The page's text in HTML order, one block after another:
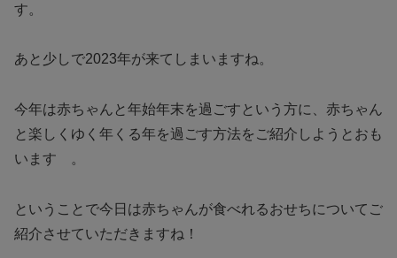
す。
あと少しで2023年が来てしまいますね。
今年は赤ちゃんと年始年末を過ごすという方に、赤ちゃん
と楽しくゆく年くる年を過ごす方法をご紹介しようとおも
います 。
ということで今日は赤ちゃんが食べれるおせちについてご
紹介させていただきますね！